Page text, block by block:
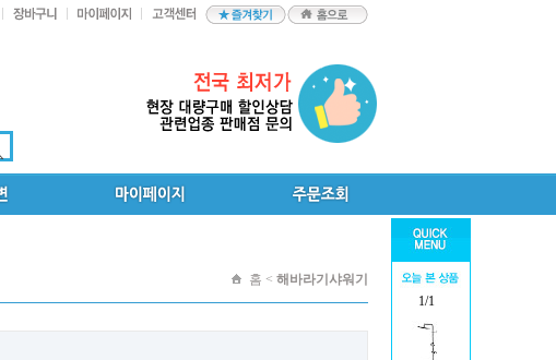
1/1
홈 < 해바라기샤워기